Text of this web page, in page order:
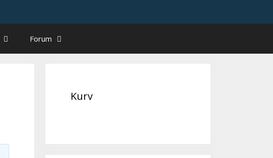
Forum
Kurv